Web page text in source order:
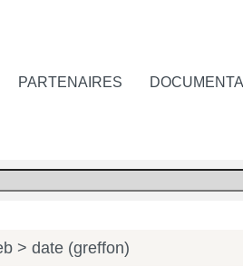
PARTENAIRES
> date (greffon)